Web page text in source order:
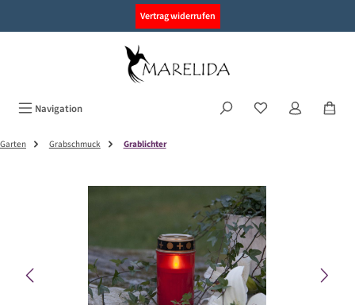
Vertrag widerrufen
Navigation
Garten Grabschmuck Grablichter